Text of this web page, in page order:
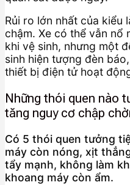
Rủi ro lớn nhất của kiểu
chậm. Xe có thể vẫn nổ
khi vệ sinh, nhưng một
sinh hiện tượng đèn
thiết bị điện tử hoạt
Những thói quen nào
tăng nguy cơ chập
Có 5 thói quen tưởng
máy còn nóng, xịt
tẩy mạnh, không làm
khoang máy còn ẩm.